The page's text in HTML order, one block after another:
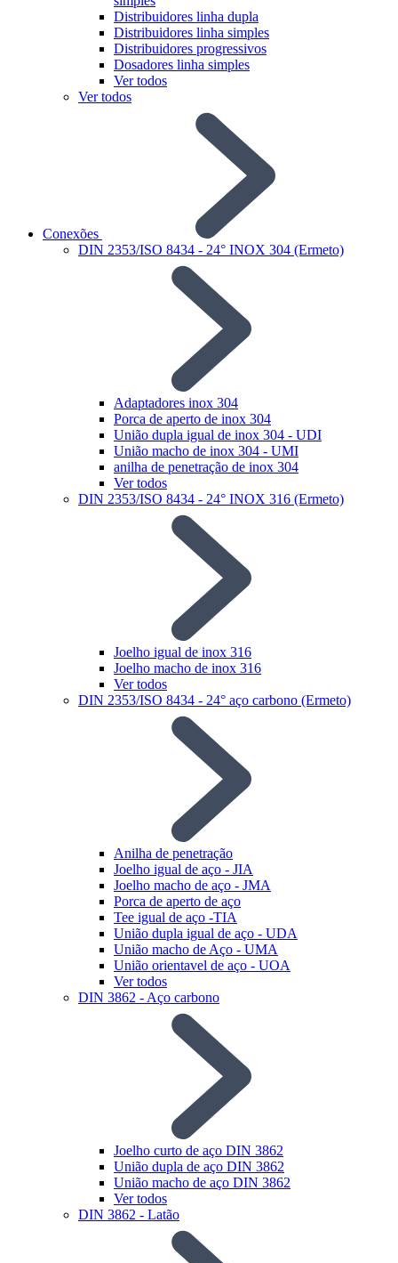
Distribuidores linha dupla
Distribuidores linha simples
Distribuidores progressivos
Dosadores linha simples
Ver todos
Ver todos
Conexões
DIN 2353/ISO 8434 - 24° INOX 304 (Ermeto)
Adaptadores inox 304
Porca de aperto de inox 304
União dupla igual de inox 304 - UDI
União macho de inox 304 - UMI
anilha de penetração de inox 304
Ver todos
DIN 2353/ISO 8434 - 24° INOX 316 (Ermeto)
Joelho igual de inox 316
Joelho macho de inox 316
Ver todos
DIN 2353/ISO 8434 - 24° aço carbono (Ermeto)
Anilha de penetração
Joelho igual de aço - JIA
Joelho macho de aço - JMA
Porca de aperto de aço
Tee igual de aço -TIA
União dupla igual de aço - UDA
União macho de Aço - UMA
União orientavel de aço - UOA
Ver todos
DIN 3862 - Aço carbono
Joelho curto de aço DIN 3862
União dupla de aço DIN 3862
União macho de aço DIN 3862
Ver todos
DIN 3862 - Latão